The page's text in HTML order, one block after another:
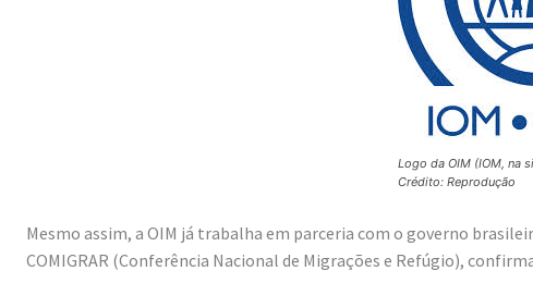
Logo da OIM (IOM, na
Crédito: Reprodução
Mesmo assim, a OIM já trabalha em parceria com o governo
COMIGRAR (Conferência Nacional de Migrações e Refúgio),